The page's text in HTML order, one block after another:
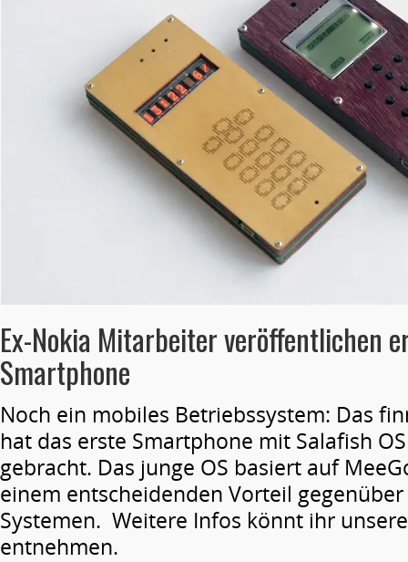
Ex-Nokia Mitarbeiter veröffentlichen
Smartphone
Noch ein mobiles Betriebssystem: Das
hat das erste Smartphone mit Salafish
gebracht. Das junge OS basiert auf
einem entscheidenden Vorteil
Systemen. Weitere Infos könnt ihr
entnehmen.